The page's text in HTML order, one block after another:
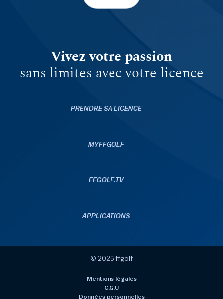
Vivez votre passion
sans limites avec votre licence
PRENDRE SA LICENCE
MYFFGOLF
FFGOLF.TV
APPLICATIONS
© 2026 ffgolf
Mentions légales
C.G.U
Données personnelles